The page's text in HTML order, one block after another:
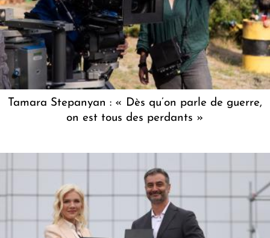
Tamara Stepanyan : « Dès qu’on parle de guerre,
on est tous des perdants »